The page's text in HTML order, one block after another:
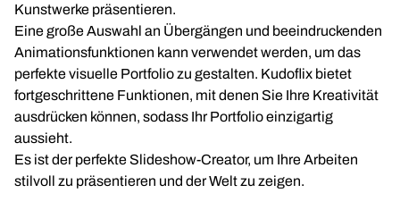
Kunstwerke präsentieren.
Eine große Auswahl an Übergängen und beeindruckenden
Animationsfunktionen kann verwendet werden, um das
perfekte visuelle Portfolio zu gestalten. Kudoflix bietet
fortgeschrittene Funktionen, mit denen Sie Ihre Kreativität
ausdrücken können, sodass Ihr Portfolio einzigartig
aussieht.
Es ist der perfekte Slideshow-Creator, um Ihre Arbeiten
stilvoll zu präsentieren und der Welt zu zeigen.